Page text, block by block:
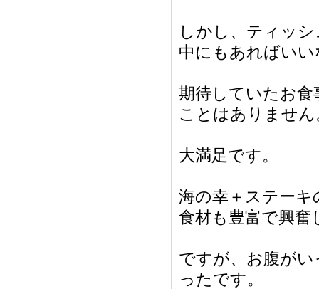
しかし、ティッ
中にもあればい
期待していたお
ことはありません
大満足です。
海の幸＋ステー
食材も豊富で興奮
ですが、お腹が
ったです。